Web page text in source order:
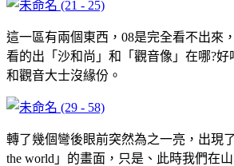
這一區有兩個東西，08是完全看不出來
看的出「沙和尚」和「觀音像」在哪?好
和觀音大士沒緣份。
轉了幾個彎後眼前突然為之一亮，出現
the world」的畫面，只是、此時我們在